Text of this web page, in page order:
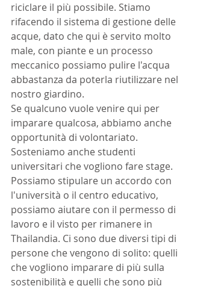
riciclare il più possibile. Stiamo
rifacendo il sistema di gestione delle
acque, dato che qui è servito molto
male, con piante e un processo
meccanico possiamo pulire l'acqua
abbastanza da poterla riutilizzare nel
nostro giardino.
Se qualcuno vuole venire qui per
imparare qualcosa, abbiamo anche
opportunità di volontariato.
Sosteniamo anche studenti
universitari che vogliono fare stage.
Possiamo stipulare un accordo con
l'università o il centro educativo,
possiamo aiutare con il permesso di
lavoro e il visto per rimanere in
Thailandia. Ci sono due diversi tipi di
persone che vengono di solito: quelli
che vogliono imparare di più sulla
sostenibilità e quelli che sono più